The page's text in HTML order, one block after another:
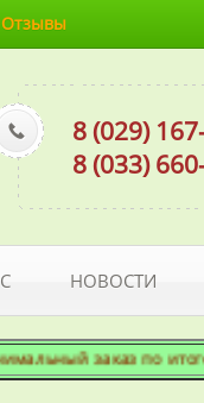
Отзывы
8 (029)
8 (033)
НОВОСТИ
заказ по